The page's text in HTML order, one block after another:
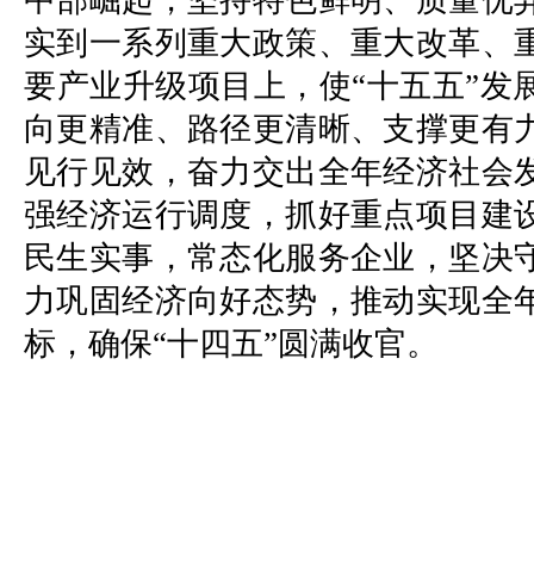
实到一系列重大政策、重大改革、
要产业升级项目上，使“十五五”发
向更精准、路径更清晰、支撑更有
见行见效，奋力交出全年经济社会
强经济运行调度，抓好重点项目建
民生实事，常态化服务企业，坚决
力巩固经济向好态势，推动实现全
标，确保“十四五”圆满收官。